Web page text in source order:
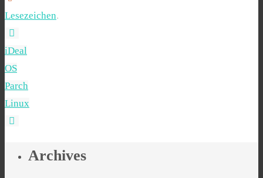
Lesezeichen.
iDeal
OS
Parch
Linux
Archives